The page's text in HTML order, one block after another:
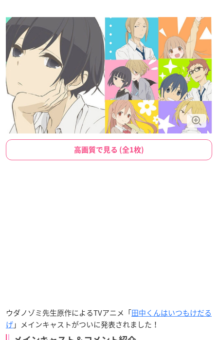
高画質で見る (全1枚)
ウダノゾミ先生原作によるTVアニメ「田中くんはいつもけだる
げ」メインキャストがついに発表されました！